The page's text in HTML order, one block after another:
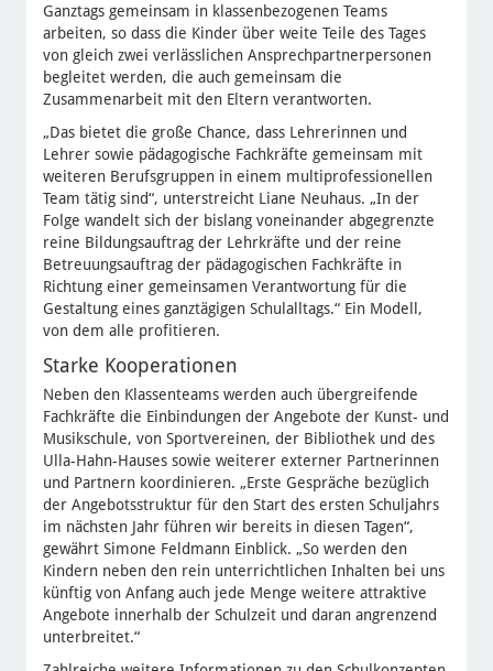
Ganztags gemeinsam in klassenbezogenen Teams
arbeiten, so dass die Kinder über weite Teile des Tages
von gleich zwei verlässlichen Ansprechpartnerpersonen
begleitet werden, die auch gemeinsam die
Zusammenarbeit mit den Eltern verantworten.
„Das bietet die große Chance, dass Lehrerinnen und
Lehrer sowie pädagogische Fachkräfte gemeinsam mit
weiteren Berufsgruppen in einem multiprofessionellen
Team tätig sind“, unterstreicht Liane Neuhaus. „In der
Folge wandelt sich der bislang voneinander abgegrenzte
reine Bildungsauftrag der Lehrkräfte und der reine
Betreuungsauftrag der pädagogischen Fachkräfte in
Richtung einer gemeinsamen Verantwortung für die
Gestaltung eines ganztägigen Schulalltags.“ Ein Modell,
von dem alle profitieren.
Starke Kooperationen
Neben den Klassenteams werden auch übergreifende
Fachkräfte die Einbindungen der Angebote der Kunst- und
Musikschule, von Sportvereinen, der Bibliothek und des
Ulla-Hahn-Hauses sowie weiterer externer Partnerinnen
und Partnern koordinieren. „Erste Gespräche bezüglich
der Angebotsstruktur für den Start des ersten Schuljahrs
im nächsten Jahr führen wir bereits in diesen Tagen“,
gewährt Simone Feldmann Einblick. „So werden den
Kindern neben den rein unterrichtlichen Inhalten bei uns
künftig von Anfang auch jede Menge weitere attraktive
Angebote innerhalb der Schulzeit und daran angrenzend
unterbreitet.“